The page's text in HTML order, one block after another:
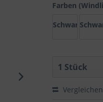
Farben
Schwarz/Gold
Vergleichen